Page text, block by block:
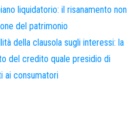
liquidatorio: il risanamento non
del patrimonio
della clausola sugli interessi: la
del credito quale presidio di
ai consumatori